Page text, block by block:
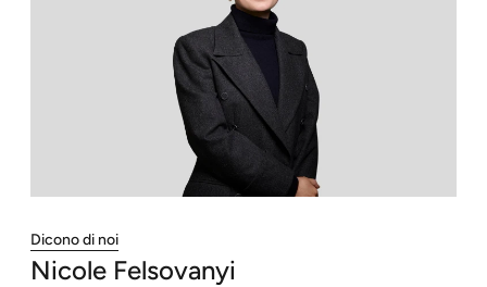
Dicono di noi
Nicole Felsovanyi